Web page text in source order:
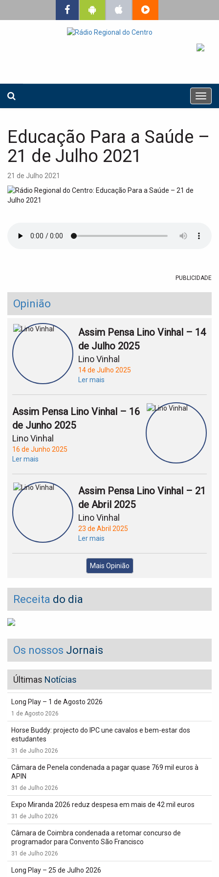
T
o
l
Educação Para a Saúde –
21 de Julho 2021
21 de Julho 2021
PUBLICIDADE
Opinião
Assim Pensa Lino Vinhal – 14
de Julho 2025
Lino Vinhal
14 de Julho 2025
Ler mais
Assim Pensa Lino Vinhal – 16
de Junho 2025
Lino Vinhal
16 de Junho 2025
Ler mais
Assim Pensa Lino Vinhal – 21
de Abril 2025
Lino Vinhal
23 de Abril 2025
Ler mais
Mais Opinião
Receita do dia
Os nossos Jornais
Últimas Notícias
Long Play – 1 de Agosto 2026
1 de Agosto 2026
Horse Buddy: projecto do IPC une cavalos e bem-estar dos
estudantes
31 de Julho 2026
Câmara de Penela condenada a pagar quase 769 mil euros à
APIN
31 de Julho 2026
Expo Miranda 2026 reduz despesa em mais de 42 mil euros
31 de Julho 2026
Câmara de Coimbra condenada a retomar concurso de
programador para Convento São Francisco
31 de Julho 2026
Long Play – 25 de Julho 2026